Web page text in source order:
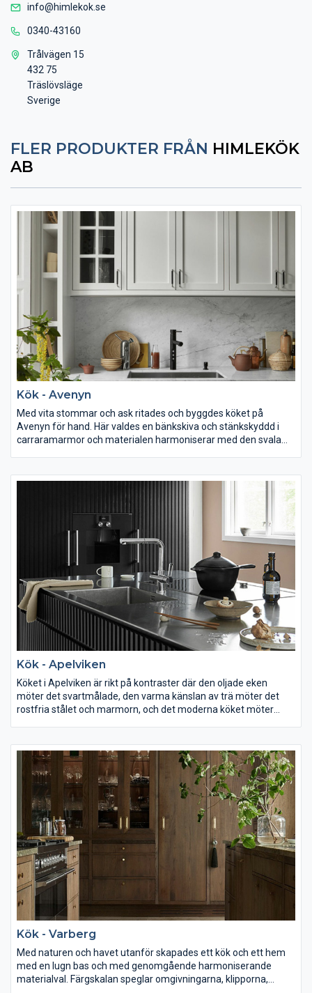
info@himlekok.se
0340-43160
Trålvägen 15
432 75
Träslövsläge
Sverige
FLER PRODUKTER FRÅN HIMLEKÖK
AB
Kök - Avenyn
Med vita stommar och ask ritades och byggdes köket på
Avenyn för hand. Här valdes en bänkskiva och stänkskyddd i
carraramarmor och materialen harmoniserar med den svala
dekorativa stuckaturen och de gedigna materialen som tydligt
lyfts fram. Askens svala och mjuka grå ton övergår i den
levande marmorn på både bänkskiva, köksö och som
stänkskydd istället för kakel. Lådorna är av massiv ek och är
försinkade. Skåpens insida målade i en mellangrå ton för att
skapa ett djup till de vita och ljust grå nyanserna.
Kök - Apelviken
Köket i Apelviken är rikt på kontraster där den oljade eken
möter det svartmålade, den varma känslan av trä möter det
rostfria stålet och marmorn, och det moderna köket möter
Kök - Varberg
Med naturen och havet utanför skapades ett kök och ett hem
med en lugn bas och med genomgående harmoniserande
materialval. Färgskalan speglar omgivningarna, klipporna,